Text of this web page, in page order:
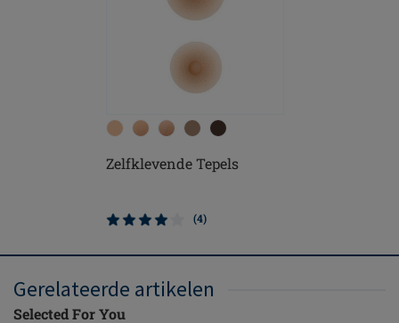
Zelfklevende Tepels
(4)
Gerelateerde artikelen
Selected For You